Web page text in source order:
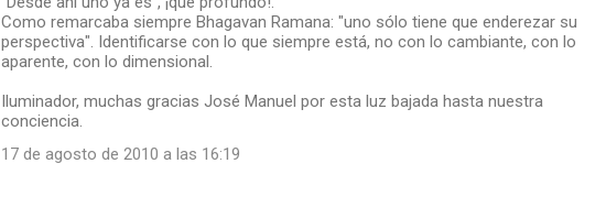
Como remarcaba siempre Bhagavan Ramana: "uno sólo tiene que enderezar su
perspectiva". Identificarse con lo que siempre está, no con lo cambiante, con lo
aparente, con lo dimensional.
Iluminador, muchas gracias José Manuel por esta luz bajada hasta nuestra
conciencia.
17 de agosto de 2010 a las 16:19